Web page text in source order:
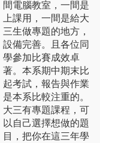
間電腦教室，一間是
上課用，一間是給大
三生做專題的地方，
設備完善。且各位同
學參加比賽成效卓
著。本系期中期末比
起考試，報告與作業
是本系比較注重的。
大三有專題課程，可
以自己選擇想做的題
目，把你在這三年學